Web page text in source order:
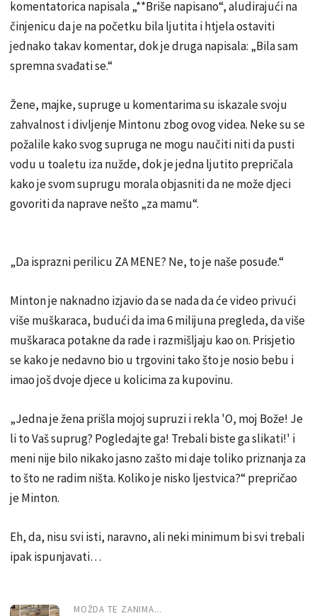
komentatorica napisala „**Briše napisano“, aludirajući na
činjenicu da je na početku bila ljutita i htjela ostaviti
jednako takav komentar, dok je druga napisala: „Bila sam
spremna svađati se.“
Žene, majke, supruge u komentarima su iskazale svoju
zahvalnost i divljenje Mintonu zbog ovog videa. Neke su se
požalile kako svog supruga ne mogu naučiti niti da pusti
vodu u toaletu iza nužde, dok je jedna ljutito prepričala
kako je svom suprugu morala objasniti da ne može djeci
govoriti da naprave nešto „za mamu“.
„Da isprazni perilicu ZA MENE? Ne, to je naše posuđe.“
Minton je naknadno izjavio da se nada da će video privući
više muškaraca, budući da ima 6 milijuna pregleda, da više
muškaraca potakne da rade i razmišljaju kao on. Prisjetio
se kako je nedavno bio u trgovini tako što je nosio bebu i
imao još dvoje djece u kolicima za kupovinu.
„Jedna je žena prišla mojoj supruzi i rekla 'O, moj Bože! Je
li to Vaš suprug? Pogledajte ga! Trebali biste ga slikati!' i
meni nije bilo nikako jasno zašto mi daje toliko priznanja za
to što ne radim ništa. Koliko je nisko ljestvica?“ prepričao
je Minton.
Eh, da, nisu svi isti, naravno, ali neki minimum bi svi trebali
ipak ispunjavati…
MOŽDA TE ZANIMA...